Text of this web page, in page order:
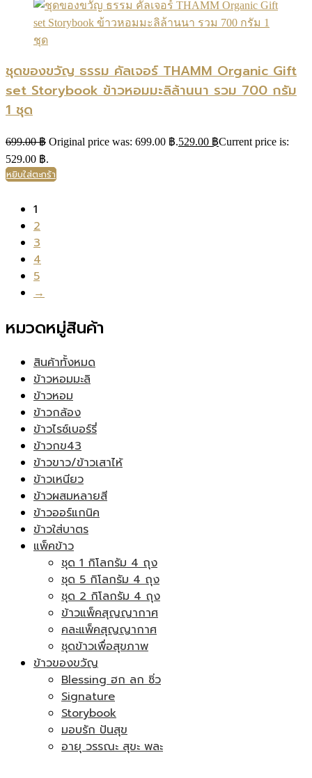
ชุดของขวัญ ธรรม คัลเจอร์ THAMM Organic Gift
set Storybook ข้าวหอมมะลิล้านนา รวม 700 กรัม
1 ชุด
699.00฿ Original price was: 699.00 ฿.529.00 ฿Current price is:
529.00 ฿.
หยิบใส่ตะกร้า
1
2
3
4
5
→
หมวดหมู่สินค้า
สินค้าทั้งหมด
ข้าวหอมมะลิ
ข้าวหอม
ข้าวกล้อง
ข้าวไรซ์เบอร์รี่
ข้าวกข43
ข้าวขาว/ข้าวเสาไห้
ข้าวเหนียว
ข้าวผสมหลายสี
ข้าวออร์แกนิค
ข้าวใส่บาตร
แพ็คข้าว
ชุด 1 กิโลกรัม 4 ถุง
ชุด 5 กิโลกรัม 4 ถุง
ชุด 2 กิโลกรัม 4 ถุง
ข้าวแพ็คสุญญากาศ
คละแพ็คสุญญากาศ
ชุดข้าวเพื่อสุขภาพ
ข้าวของขวัญ
Blessing ฮก ลก ซิ่ว
Signature
Storybook
มอบรัก ปันสุข
อายุ วรรณะ สุขะ พละ